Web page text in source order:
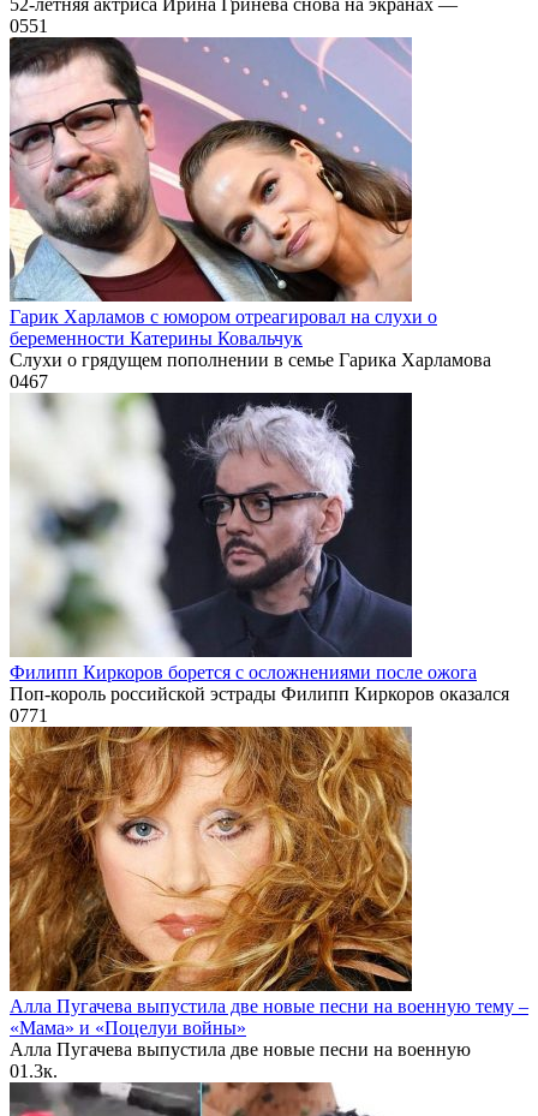
0551
Гарик Харламов с юмором отреагировал на слухи о
беременности Катерины Ковальчук
Слухи о грядущем пополнении в семье Гарика Харламова
0467
Филипп Киркоров борется с осложнениями после ожога
Поп-король российской эстрады Филипп Киркоров оказался
0771
Алла Пугачева выпустила две новые песни на военную тему –
«Мама» и «Поцелуи войны»
Алла Пугачева выпустила две новые песни на военную
01.3к.